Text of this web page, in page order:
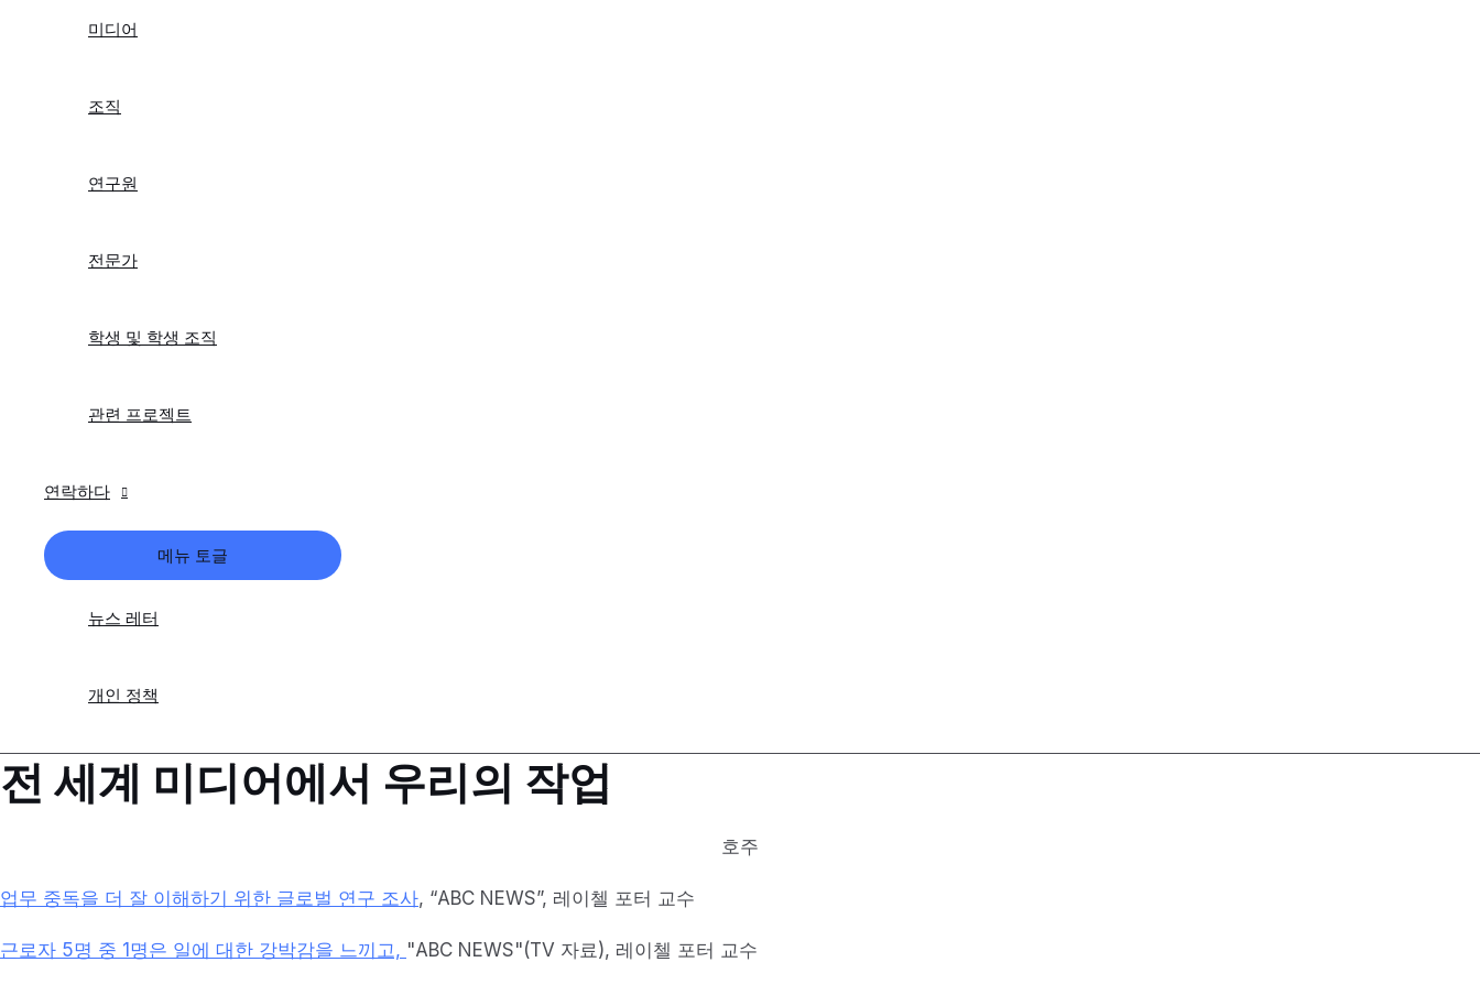
미디어
조직
연구원
전문가
학생 및 학생 조직
관련 프로젝트
연락하다
메뉴 토글
뉴스 레터
개인 정책
전 세계 미디어에서 우리의 작업
호주
업무 중독을 더 잘 이해하기 위한 글로벌 연구 조사, “ABC NEWS”, 레이첼 포터 교수
근로자 5명 중 1명은 일에 대한 강박감을 느끼고, "ABC NEWS"(TV 자료), 레이첼 포터 교수